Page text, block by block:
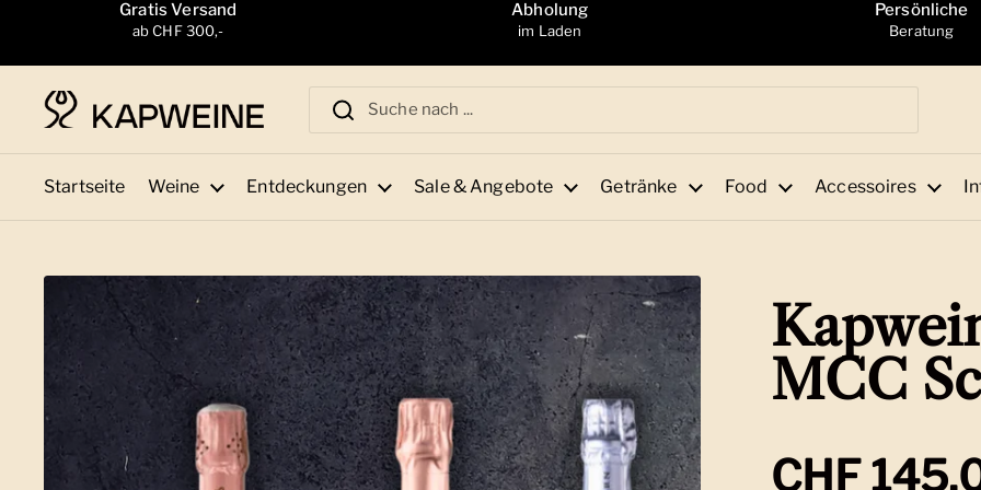
Zum Inhalt springenGratis Versand
ab CHF 300,-
Abholung
im Laden
Persönliche
Beratung
Startseite Weine Entdeckungen Sale & Angebote Getränke Food Accessoires
MCC
CHF